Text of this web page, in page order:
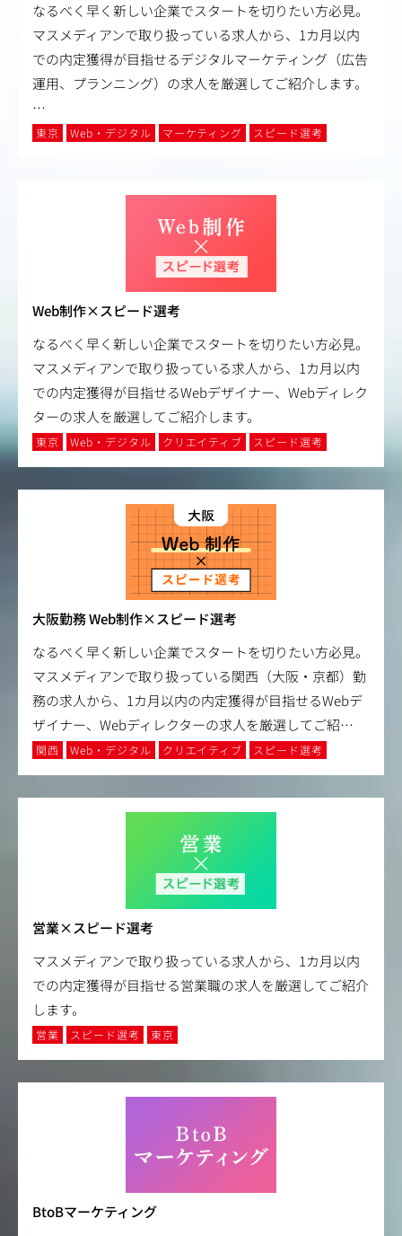
なるべく早く新しい企業でスタートを切りたい方必見。
マスメディアンで取り扱っている求人から、1カ月以内
での内定獲得が目指せるデジタルマーケティング（広告
運用、プランニング）の求人を厳選してご紹介します。
…
東京 Web・デジタル マーケティング スピード選考
Web制作×スピード選考
なるべく早く新しい企業でスタートを切りたい方必見。
マスメディアンで取り扱っている求人から、1カ月以内
での内定獲得が目指せるWebデザイナー、Webディレク
ターの求人を厳選してご紹介します。
東京 Web・デジタル クリエイティブ スピード選考
大阪勤務 Web制作×スピード選考
なるべく早く新しい企業でスタートを切りたい方必見。
マスメディアンで取り扱っている関西（大阪・京都）勤
務の求人から、1カ月以内の内定獲得が目指せるWebデ
ザイナー、Webディレクターの求人を厳選してご紹…
関西 Web・デジタル クリエイティブ スピード選考
営業×スピード選考
マスメディアンで取り扱っている求人から、1カ月以内
での内定獲得が目指せる営業職の求人を厳選してご紹介
します。
営業 スピード選考 東京
BtoBマーケティング